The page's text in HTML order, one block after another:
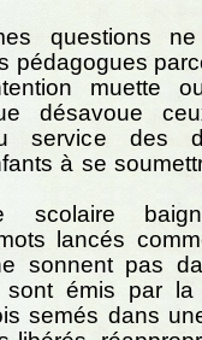
questions
pédagogues
muette
désavoue
service des
à se
lancés
sonnent pas
sont émis par
semés dans